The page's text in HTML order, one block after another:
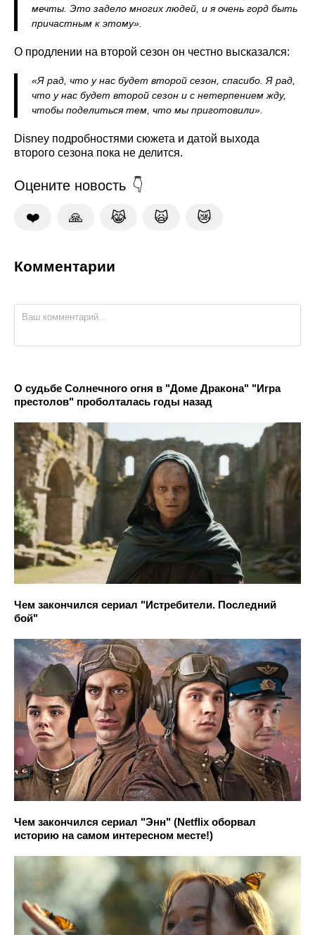
мечты. Это задело многих людей, и я очень горд быть
причастным к этому».
О продлении на второй сезон он честно высказался:
«Я рад, что у нас будет второй сезон, спасибо. Я рад,
что у нас будет второй сезон и с нетерпением жду,
чтобы поделиться тем, что мы приготовили».
Disney подробностями сюжета и датой выхода
второго сезона пока не делится.
Оцените новость
❤️ 🙏 😹 🙀 😿
Комментарии
О судьбе Солнечного огня в "Доме Дракона" "Игра
престолов" проболталась годы назад
Чем закончился сериал "Истребители. Последний
бой"
Чем закончился сериал "Энн" (Netflix оборвал
историю на самом интересном месте!)